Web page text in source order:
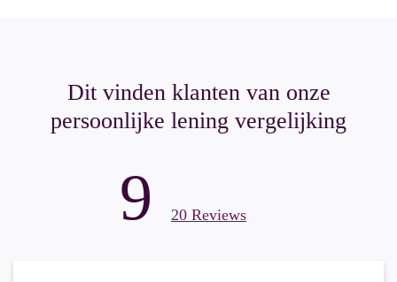
Dit vinden klanten van onze
persoonlijke lening vergelijking
9 20 Reviews